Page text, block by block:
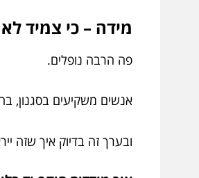
מידה – כי צמיד
פה הרבה נופלים.
אנשים משקיעים בסגנון,
ובערך זה בדיוק איך שזה